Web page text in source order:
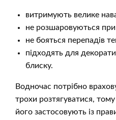
витримують велике
не розшаровуються при
не бояться перепадів
підходять для
блиску.
Водночас потрібно
трохи розтягуватися,
його застосовують із